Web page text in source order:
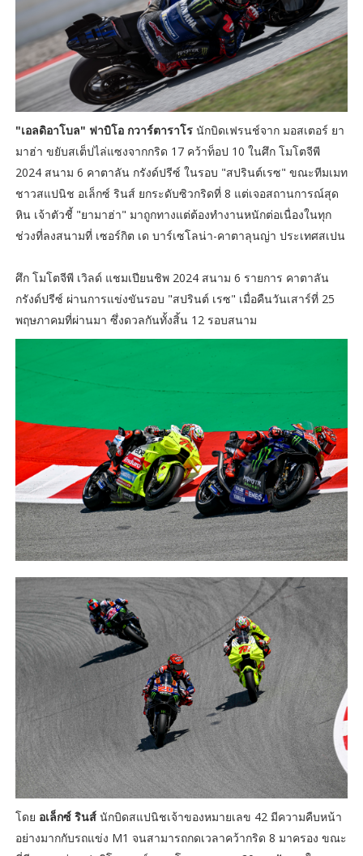
"เอลดิอาโบล" ฟาบิโอ กวาร์ตาราโรนักบิดเฟรนช์จาก มอสเตอร์ ยา
มาฮ่า ขยับสเต็ปไล่แซงจากกริด 17 คว้าท็อป 10 ในศึก โมโตจีพี
2024 สนาม 6 คาตาลัน กรังด์ปรีซ์ ในรอบ "สปรินต์เรซ" ขณะทีมเมท
ชาวสแปนิช อเล็กซ์ รินส์ ยกระดับซิวกริดที่ 8 แต่เจอสถานการณ์สุด
หิน เจ้าตัวชี้ "ยามาฮ่า" มาถูกทางแต่ต้องทำงานหนักต่อเนื่องในทุก
ช่วงที่ลงสนามที่ เซอร์กิต เด บาร์เซโลน่า-คาตาลุนญ่า ประเทศสเปน
ศึก โมโตจีพี เวิลด์ แชมเปียนชิพ 2024 สนาม 6 รายการ คาตาลัน
กรังด์ปรีซ์ ผ่านการแข่งขันรอบ "สปรินต์ เรซ" เมื่อคืนวันเสาร์ที่ 25
พฤษภาคมที่ผ่านมา ซึ่งดวลกันทั้งสิ้น 12 รอบสนาม
โดย อเล็กซ์ รินส์ นักบิดสแปนิชเจ้าของหมายเลข 42 มีความคืบหน้า
อย่างมากกับรถแข่ง M1 จนสามารถกดเวลาคว้ากริด 8 มาครอง ขณะ